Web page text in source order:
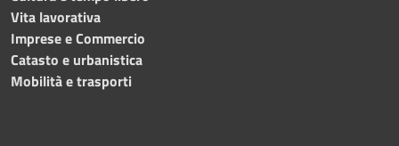
Vita lavorativa
Imprese e Commercio
Catasto e urbanistica
Mobilità e trasporti